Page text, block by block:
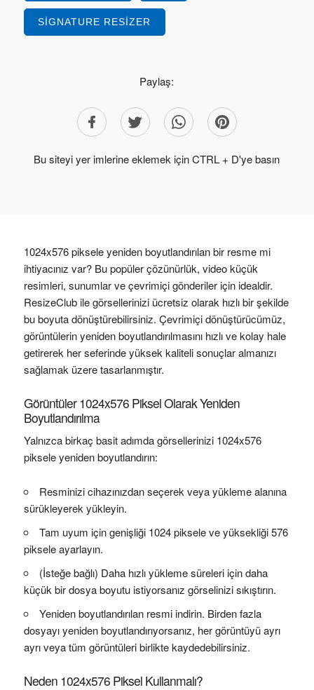
SIGNATURE RESIZER
Paylaş:
Bu siteyi yer imlerine eklemek için CTRL + D'ye basın
1024x576 piksele yeniden boyutlandırılan bir resme mi
ihtiyacınız var? Bu popüler çözünürlük, video küçük
resimleri, sunumlar ve çevrimiçi gönderiler için idealdir.
ResizeClub ile görsellerinizi ücretsiz olarak hızlı bir şekilde
bu boyuta dönüştürebilirsiniz. Çevrimiçi dönüştürücümüz,
görüntülerin yeniden boyutlandırılmasını hızlı ve kolay hale
getirerek her seferinde yüksek kaliteli sonuçlar almanızı
sağlamak üzere tasarlanmıştır.
Görüntüler 1024x576 Piksel Olarak Yeniden
Boyutlandırılma
Yalnızca birkaç basit adımda görsellerinizi 1024x576
piksele yeniden boyutlandırın:
Resminizi cihazınızdan seçerek veya yükleme alanına
sürükleyerek yükleyin.
Tam uyum için genişliği 1024 piksele ve yüksekliği 576
piksele ayarlayın.
(İsteğe bağlı) Daha hızlı yükleme süreleri için daha
küçük bir dosya boyutu istiyorsanız görselinizi sıkıştırın.
Yeniden boyutlandırılan resmi indirin. Birden fazla
dosyayı yeniden boyutlandırıyorsanız, her görüntüyü ayrı
ayrı veya tüm görüntüleri birlikte kaydedebilirsiniz.
Neden 1024x576 Piksel Kullanmalı?